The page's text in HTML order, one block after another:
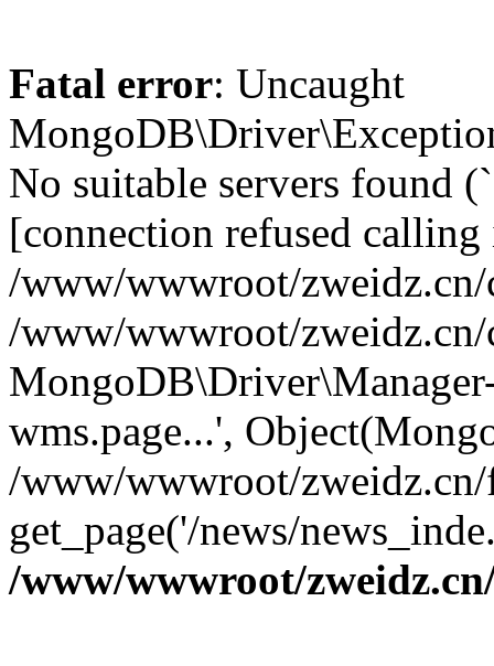
Fatal error: Uncaught
No suitable servers found
[connection refused
/www/wwwroot/zweidz.cn/
/www/wwwroot/
wms.page...',
/www/wwwroot/
get_page('/news/
/www/wwwroot/